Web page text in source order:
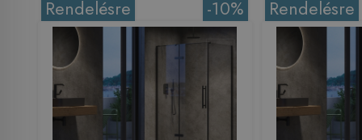
-10%
Rendelésre Rendelésre